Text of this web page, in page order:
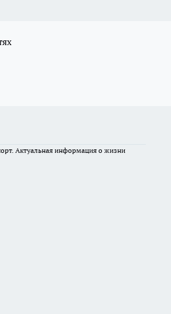
Актуальная информация о жизни